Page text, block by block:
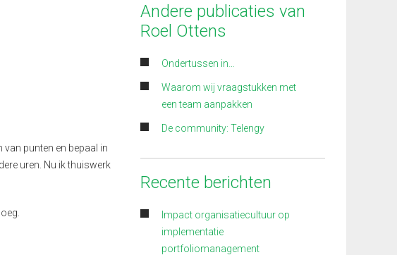
van punten en bepaal in
uren. Nu ik thuiswerk
Andere publicaties van
Roel Ottens
Ondertussen in…
Waarom wij vraagstukken met
een team aanpakken
De community: Telengy
Recente berichten
Impact organisatiecultuur op
implementatie
portfoliomanagement